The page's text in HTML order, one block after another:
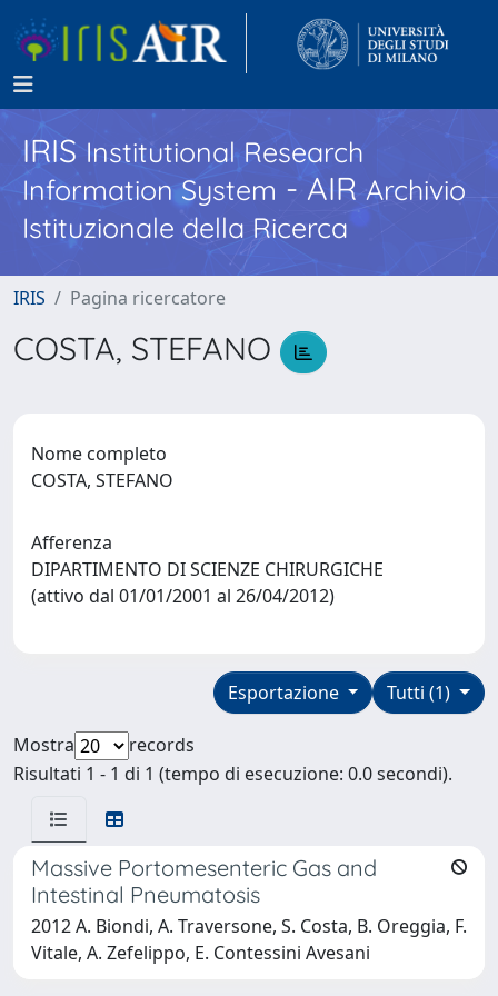
IRISInstitutional Research
Information System - AIR Archivio
Istituzionale della Ricerca
IRIS Pagina ricercatore
COSTA, STEFANO
Nome completo
COSTA, STEFANO
Afferenza
DIPARTIMENTO DI SCIENZE CHIRURGICHE
(attivo dal 01/01/2001 al 26/04/2012)
Tutti (1)
Esportazione
Mostra
records
Risultati 1 - 1 di 1 (tempo di esecuzione: 0.0 secondi).
Massive Portomesenteric Gas and
Intestinal Pneumatosis
2012 A. Biondi, A. Traversone, S. Costa, B. Oreggia, F.
Vitale, A. Zefelippo, E. Contessini Avesani